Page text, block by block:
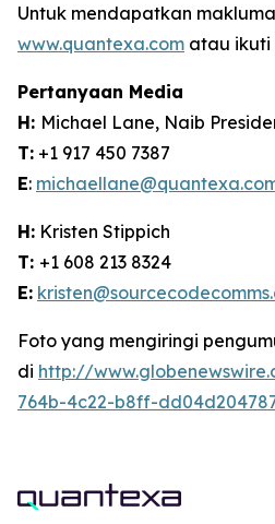
Untuk mendapatkan
www.quantexa.com atau ikuti
Pertanyaan Media
H: Michael Lane, Naib
T: +1 917 450 7387
E:
H: Kristen Stippich
T: +1 608 213 8324
E:
Foto yang mengiringi
di http://
764b-4c22-b8ff-